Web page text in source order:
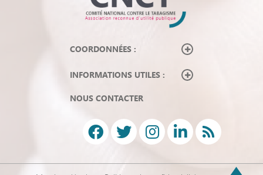
COORDONNÉES :
INFORMATIONS UTILES :
NOUS CONTACTER